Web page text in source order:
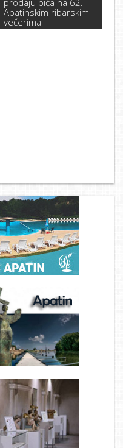
Apatinskim ribarskim
večerima